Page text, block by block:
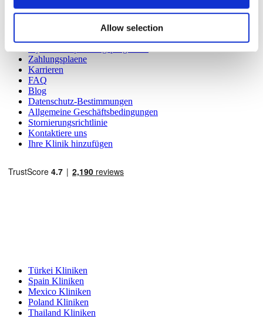
Allow selection
Über uns
Wie es Funktioniert
Zahlungsplaene
Karrieren
FAQ
Blog
Datenschutz-Bestimmungen
Allgemeine Geschäftsbedingungen
Stornierungsrichtlinie
Kontaktiere uns
Ihre Klinik hinzufügen
Türkei Kliniken
Spain Kliniken
Mexico Kliniken
Poland Kliniken
Thailand Kliniken